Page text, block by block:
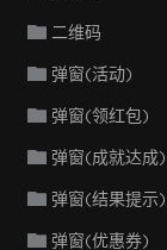
二维码
弹窗(活动)
弹窗(领红包)
弹窗(成就达成)
弹窗(结果提示)
弹窗(优惠券)